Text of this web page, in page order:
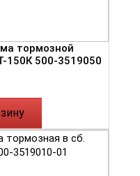
тормозной
150К 500-3519050